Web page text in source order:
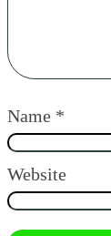
Name *
Website